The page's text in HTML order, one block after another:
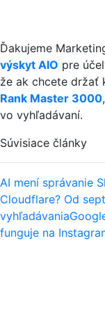
Ďakujeme
výskyt AIO pre
že ak chcete držať
Rank Master 3000
vo vyhľadávaní.
Súvisiace články
AI mení správanie
Cloudflare? Od
vyhľadávania
funguje na